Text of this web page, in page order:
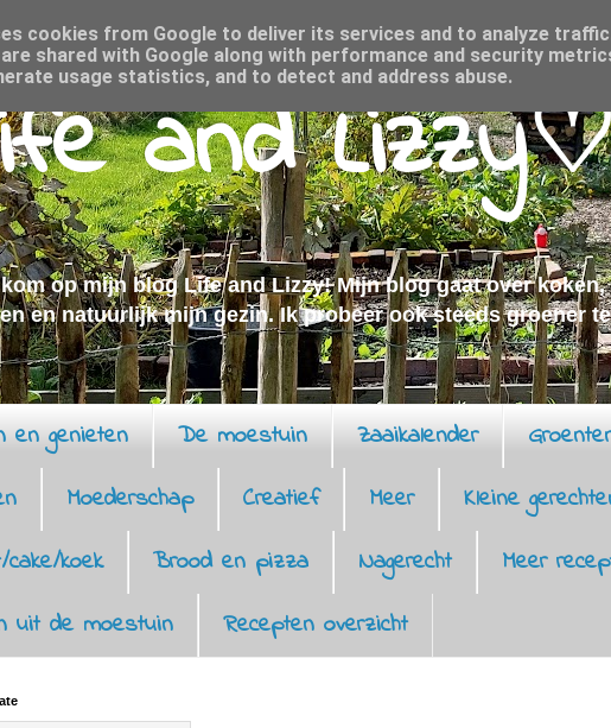
and
op mijn blog Life and Lizzy! Mijn blog gaat over
en natuurlijk mijn gezin. Ik probeer ook steeds groener
en genieten De moestuin Zaaikalender
Moederschap Creatief Meer Kleine
koek
Brood en pizza Nagerecht Meer
uit de moestuin
Recepten overzicht
cookies from Google to deliver its services and to analyze
shared with Google along with performance and security
usage statistics, and to detect and address abuse.